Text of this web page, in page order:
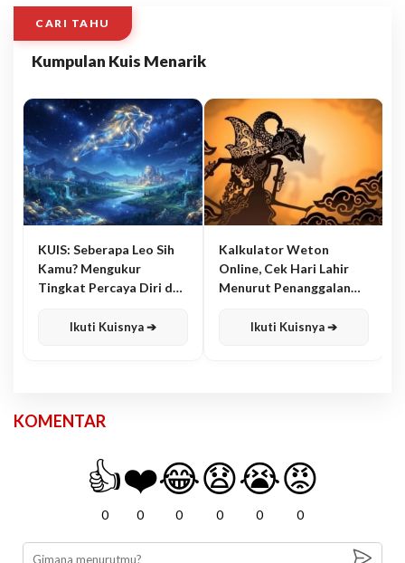
CARI TAHU
Kumpulan Kuis Menarik
KUIS: Seberapa Leo Sih
Kamu? Mengukur
Tingkat Percaya Diri dan
Ikuti Kuisnya ➔
Kalkulator Weton
Online, Cek Hari Lahir
Menurut Penanggalan
Ikuti Kuisnya ➔
KOMENTAR
👍
0
❤️
0
😂
0
😧
0
😭
0
😡
0